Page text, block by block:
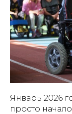
Январь 2026
просто